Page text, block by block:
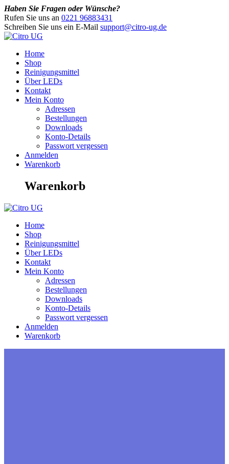
Haben Sie Fragen oder Wünsche?
Rufen Sie uns an 0221 96883431
Schreiben Sie uns ein E-Mail support@citro-ug.de
Home
Shop
Reinigungsmittel
Über LEDs
Kontakt
Mein Konto
Adressen
Bestellungen
Downloads
Konto-Details
Passwort vergessen
Anmelden
Warenkorb
Warenkorb
Home
Shop
Reinigungsmittel
Über LEDs
Kontakt
Mein Konto
Adressen
Bestellungen
Downloads
Konto-Details
Passwort vergessen
Anmelden
Warenkorb